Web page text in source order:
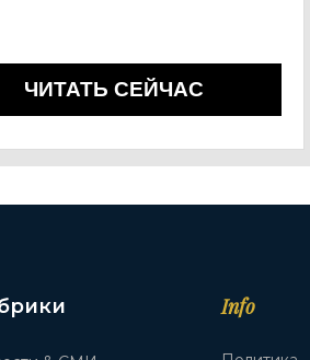
ЧИТАТЬ СЕЙЧАС
Info